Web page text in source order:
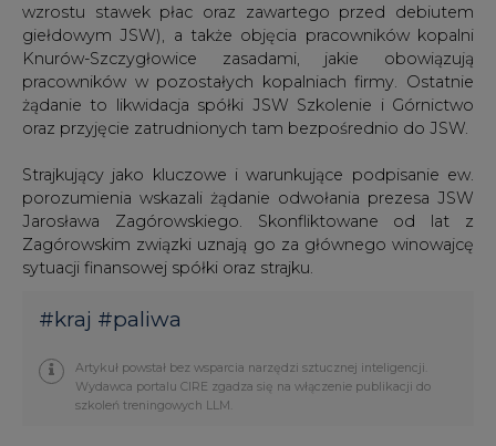
wzrostu stawek płac oraz zawartego przed debiutem
giełdowym JSW), a także objęcia pracowników kopalni
Knurów-Szczygłowice zasadami, jakie obowiązują
pracowników w pozostałych kopalniach firmy. Ostatnie
żądanie to likwidacja spółki JSW Szkolenie i Górnictwo
oraz przyjęcie zatrudnionych tam bezpośrednio do JSW.
Strajkujący jako kluczowe i warunkujące podpisanie ew.
porozumienia wskazali żądanie odwołania prezesa JSW
Jarosława Zagórowskiego. Skonfliktowane od lat z
Zagórowskim związki uznają go za głównego winowajcę
sytuacji finansowej spółki oraz strajku.
#kraj #paliwa
Artykuł powstał bez wsparcia narzędzi sztucznej inteligencji.
Wydawca portalu CIRE zgadza się na włączenie publikacji do
szkoleń treningowych LLM.